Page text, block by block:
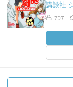
講談社
707